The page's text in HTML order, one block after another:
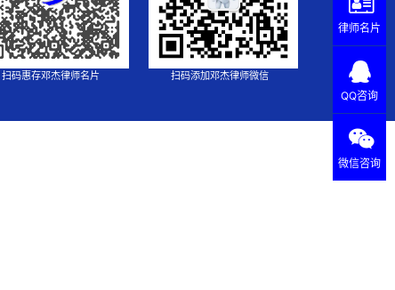
扫码惠存邓杰律师名片 扫码添加邓杰律师微信
律师名片
QQ咨询
微信咨询